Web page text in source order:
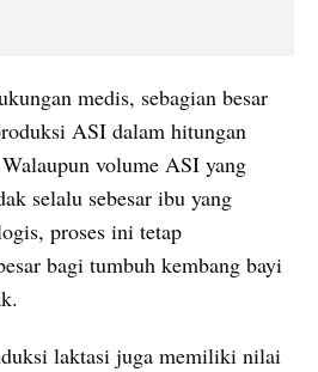
medis, sebagian besar
ASI dalam hitungan
volume ASI yang
selalu sebesar ibu yang
proses ini tetap
bagi tumbuh kembang bayi
laktasi juga memiliki nilai